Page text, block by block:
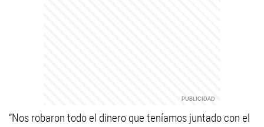
“Nos robaron todo el dinero que teníamos juntado con el